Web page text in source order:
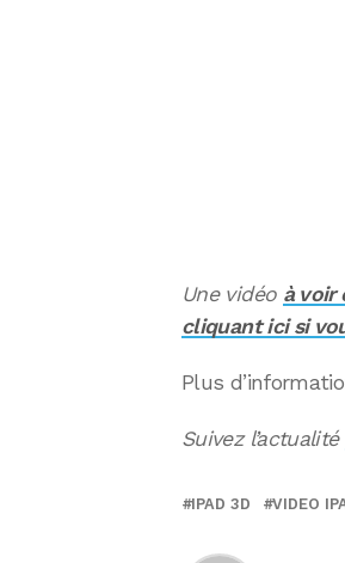
Une vidéo à voir
cliquant ici si
Plus
Suivez l’actualité
IPAD 3D VIDEO